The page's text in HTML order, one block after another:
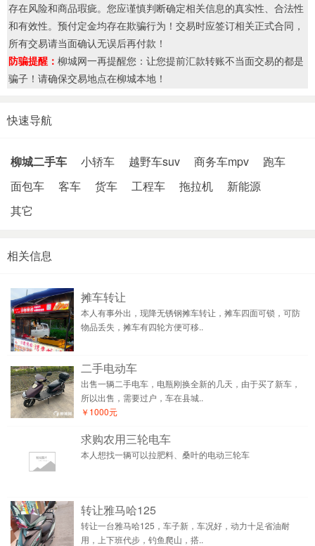
存在风险和商品瑕疵。您应谨慎判断确定相关信息的真实性、合法性
和有效性。预付定金均存在欺骗行为！交易时应签订相关正式合同，
所有交易请当面确认无误后再付款！
防骗提醒： 柳城网一再提醒您：让您提前汇款转账不当面交易的都是
骗子！请确保交易地点在柳城本地！
快速导航
柳城二手车 小轿车 越野车suv 商务车mpv
跑车
面包车
客车 货车 工程车 拖拉机
新能源
其它
相关信息
摊车转让
本人有事外出，现降无锈钢摊车转让，摊车四面可锁，可防
物品丢失，摊车有四轮方便可移..
二手电动车
出售一辆二手电车，电瓶刚换全新的几天，由于买了新车，
所以出售，需要过户，车在县城..
￥1000元
求购农用三轮电车
本人想找一辆可以拉肥料、桑叶的电动三轮车
转让雅马哈125
转让一台雅马哈125，车子新，车况好，动力十足省油耐
用，上下班代步，钓鱼爬山，搭..